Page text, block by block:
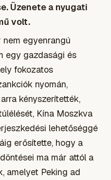
Üzenete a nyugati
volt.
egyenrangú
egy gazdasági és
fokozatos
nyomán,
kényszerítették,
Kína Moszkva
lehetőséggé
erősítette, hogy a
ma már attól a
amelyet Peking ad